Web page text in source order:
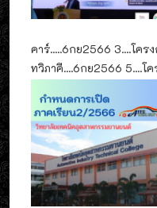
คาร์.....6กย2566 3....โคร
ทวิภาคี....6กย2566 5....โ